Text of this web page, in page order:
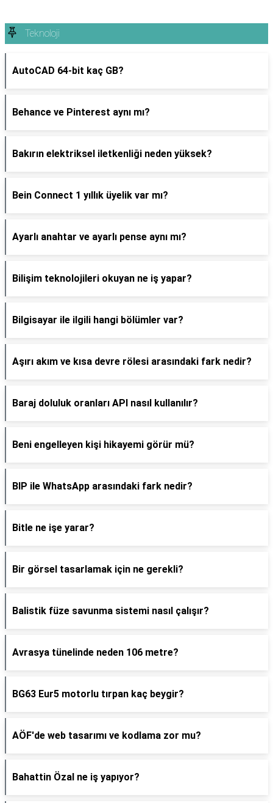
Teknoloji
AutoCAD 64-bit kaç GB?
Behance ve Pinterest aynı mı?
Bakırın elektriksel iletkenliği neden yüksek?
Bein Connect 1 yıllık üyelik var mı?
Ayarlı anahtar ve ayarlı pense aynı mı?
Bilişim teknolojileri okuyan ne iş yapar?
Bilgisayar ile ilgili hangi bölümler var?
Aşırı akım ve kısa devre rölesi arasındaki fark nedir?
Baraj doluluk oranları API nasıl kullanılır?
Beni engelleyen kişi hikayemi görür mü?
BIP ile WhatsApp arasındaki fark nedir?
Bitle ne işe yarar?
Bir görsel tasarlamak için ne gerekli?
Balistik füze savunma sistemi nasıl çalışır?
Avrasya tünelinde neden 106 metre?
BG63 Eur5 motorlu tırpan kaç beygir?
AÖF'de web tasarımı ve kodlama zor mu?
Bahattin Özal ne iş yapıyor?